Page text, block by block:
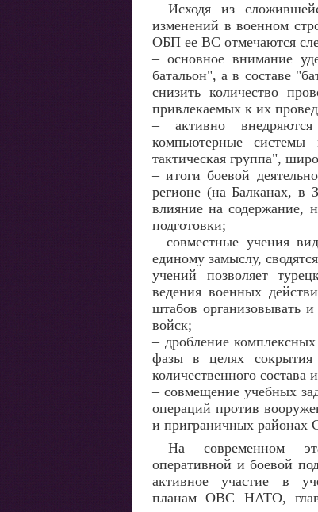
Исходя из
изменений в военном
ОБП ее ВС отмечаются
– основное внимание
батальон", а в составе
снизить количество
привлекаемых к их
– активно
компьютерные системы
тактическая группа",
– итоги боевой
регионе (на Балканах, в
влияние на содержание,
подготовки;
– совместные учения
единому замыслу,
учений позволяет
ведения военных
штабов организовывать
войск;
– дробление
фазы в целях сокрытия
количественного
– совмещение учебных
операций против
и приграничных районах
На современном
оперативной и боевой
активное участие в
планам ОВС НАТО,